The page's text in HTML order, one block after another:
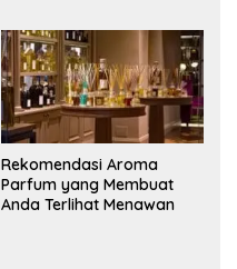
Rekomendasi Aroma
Parfum yang Membuat
Anda Terlihat Menawan